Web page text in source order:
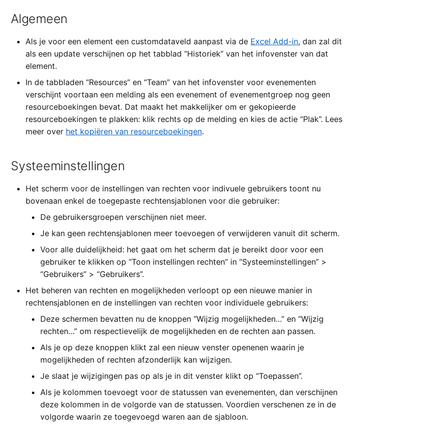
Algemeen
Als je voor een element een customdataveld aanpast via de Excel Add-in, dan zal dit
als een update verschijnen op het tabblad “Historiek” van het infovenster van dat
element.
In de tabbladen “Resources” en “Team” van het infovenster voor evenementen
verschijnt voortaan een melding als een evenement of evenementgroep nog geen
resourceboekingen bevat. Dat maakt het makkelijker om er gekopieerde
resourceboekingen te plakken: klik rechts op de melding en kies de actie “Plak”. Lees
meer over het kopiëren van resourceboekingen.
Systeeminstellingen
Het scherm voor de instellingen van rechten voor indivuele gebruikers toont nu
bovenaan enkel de toegepaste rechtensjablonen voor die gebruiker:
De gebruikersgroepen verschijnen niet meer.
Je kan geen rechtensjablonen meer toevoegen of verwijderen vanuit dit scherm.
Voor alle duidelijkheid: het gaat om het scherm dat je bereikt door voor een
gebruiker te klikken op “Toon instellingen rechten” in “Systeeminstellingen” >
“Gebruikers” > “Gebruikers”.
Het beheren van rechten en mogelijkheden verloopt op een nieuwe manier in
rechtensjablonen en de instellingen van rechten voor individuele gebruikers:
Deze schermen bevatten nu de knoppen “Wijzig mogelijkheden…” en “Wijzig
rechten…” om respectievelijk de mogelijkheden en de rechten aan passen.
Als je op deze knoppen klikt zal een nieuw venster openenen waarin je
mogelijkheden of rechten afzonderlijk kan wijzigen.
Je slaat je wijzigingen pas op als je in dit venster klikt op “Toepassen”.
Als je kolommen toevoegt voor de statussen van evenementen, dan verschijnen
deze kolommen in de volgorde van de statussen. Voordien verschenen ze in de
volgorde waarin ze toegevoegd waren aan de sjabloon.